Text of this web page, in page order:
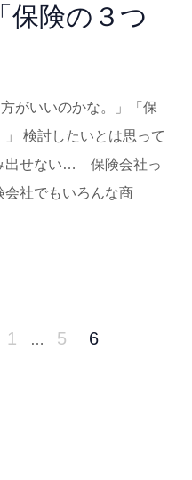
保険の３つ
がいいのかな。」「保
検討したいとは思って
出せない… 保険会社っ
会社でもいろんな商
1 … 5 6